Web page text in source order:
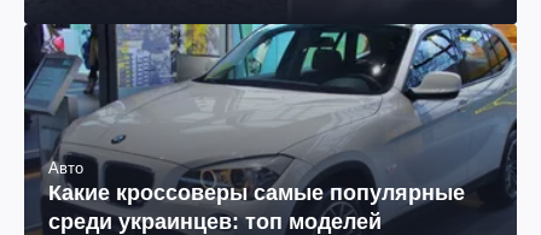
Авто
Какие кроссоверы самые популярные
среди украинцев: топ моделей